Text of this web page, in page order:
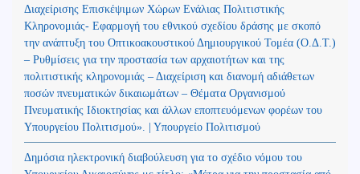
Διαχείρισης Επισκέψιμων Χώρων Ενάλιας Πολιτιστικής
Κληρονομιάς- Εφαρμογή του εθνικού σχεδίου δράσης με σκοπό
την ανάπτυξη του Οπτικοακουστικού Δημιουργικού Τομέα (Ο.Δ.Τ.)
– Ρυθμίσεις για την προστασία των αρχαιοτήτων και της
πολιτιστικής κληρονομιάς – Διαχείριση και διανομή αδιάθετων
ποσών πνευματικών δικαιωμάτων – Θέματα Οργανισμού
Πνευματικής Ιδιοκτησίας και άλλων εποπτευόμενων φορέων του
Υπουργείου Πολιτισμού». | Υπουργείο Πολιτισμού
Δημόσια ηλεκτρονική διαβούλευση για το σχέδιο νόμου του